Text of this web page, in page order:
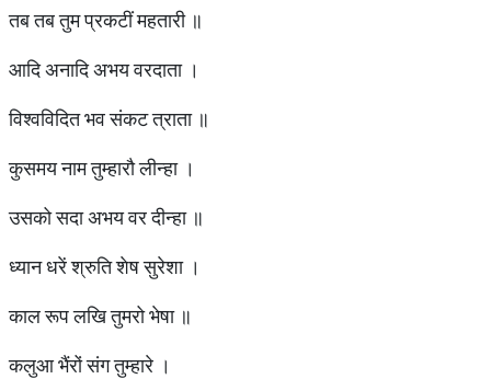
तब तब तुम प्रकटीं महतारी ॥
आदि अनादि अभय वरदाता ।
विश्वविदित भव संकट त्राता ॥
कुसमय नाम तुम्हारौ लीन्हा ।
उसको सदा अभय वर दीन्हा ॥
ध्यान धरें श्रुति शेष सुरेशा ।
काल रूप लखि तुमरो भेषा ॥
कलुआ भैंरों संग तुम्हारे ।